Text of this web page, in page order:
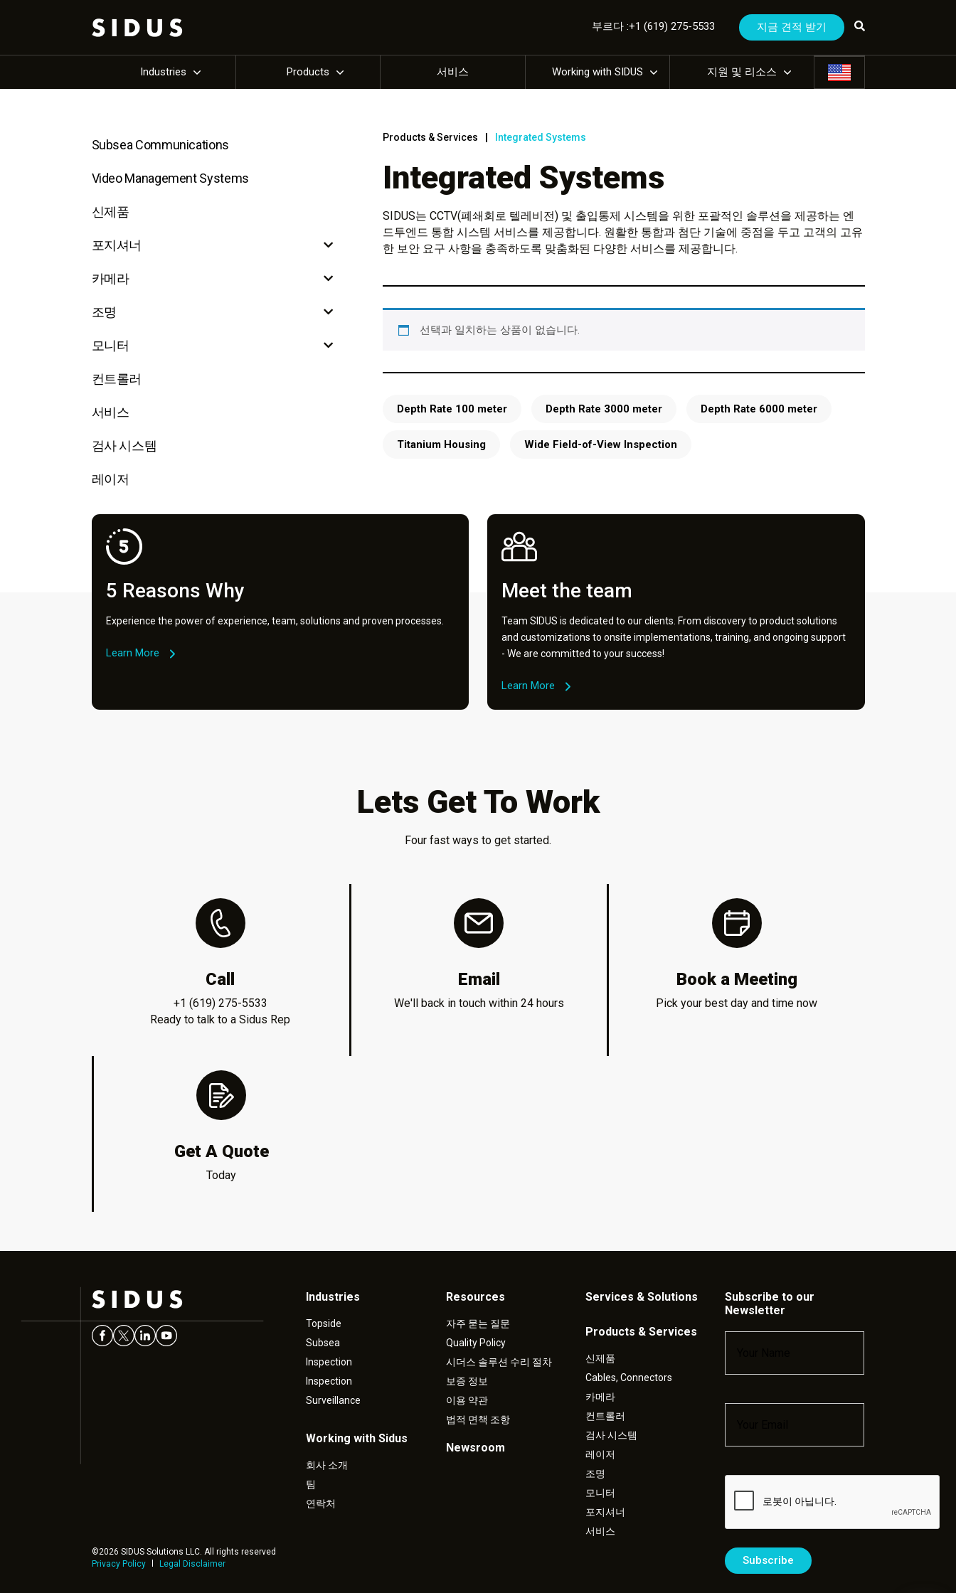
부르다 :+1 (619) 275-5533 지금 견적 받기
Industries Products 서비스 Working with SIDUS 지원 및 리소스
Subsea Communications
Video Management Systems
신제품
포지셔너
카메라
조명
모니터
컨트롤러
서비스
검사 시스템
레이저
Products & Services Integrated Systems
Integrated Systems
SIDUS는 CCTV(폐쇄회로 텔레비전) 및 출입통제 시스템을 위한 포괄적인 솔루션을 제공하는 엔
드투엔드 통합 시스템 서비스를 제공합니다. 원활한 통합과 첨단 기술에 중점을 두고 고객의 고유
한 보안 요구 사항을 충족하도록 맞춤화된 다양한 서비스를 제공합니다.
선택과 일치하는 상품이 없습니다.
Depth Rate 100 meter Depth Rate 3000 meter Depth Rate 6000 meter
Titanium Housing Wide Field-of-View Inspection
5 Reasons Why
Experience the power of experience, team, solutions and proven processes.
Learn More
Meet the team
Team SIDUS is dedicated to our clients. From discovery to product solutions
and customizations to onsite implementations, training, and ongoing support
- We are committed to your success!
Learn More
Lets Get To Work
Four fast ways to get started.
Call
+1 (619) 275-5533
Ready to talk to a Sidus Rep
Email
We'll back in touch within 24 hours
Book a Meeting
Pick your best day and time now
Get A Quote
Today
©2026 SIDUS Solutions LLC. All rights reserved
Privacy Policy
Legal Disclaimer
Industries
Topside
Subsea
Inspection
Inspection
Surveillance
Working with Sidus
회사 소개
팀
연락처
Resources
자주 묻는 질문
Quality Policy
시더스 솔루션 수리 절차
보증 정보
이용 약관
법적 면책 조항
Newsroom
Services & Solutions
Products & Services
신제품
Cables, Connectors
카메라
컨트롤러
검사 시스템
레이저
조명
모니터
포지셔너
서비스
Subscribe to our
Newsletter